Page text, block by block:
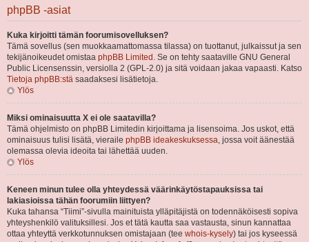
phpBB -asiat
Kuka kirjoitti tämän foorumisovelluksen?
Tämä sovellus (sen muokkaamattomassa tilassa) on tuottanut, julkaissut ja sen
tekijänoikeudet omistaa phpBB Limited . Se on tehty saataville GNU General
Public Licensenssin, versiolla 2 (GPL-2.0) ja sitä voidaan jakaa vapaasti. Katso
Tietoja phpBB:stä saadaksesi lisätietoja.
Ylös
Miksi ominaisuutta X ei ole saatavilla?
Tämä ohjelmisto on phpBB Limitedin kirjoittama ja lisensoima. Jos uskot, että
ominaisuus tulisi lisätä, vieraile phpBB ideakeskuksessa, jossa voit äänestää
olemassa olevia ideoita tai lähettää uuden.
Ylös
Keneen minun tulee olla yhteydessä väärinkäytöstapauksissa tai
lakiasioissa tähän foorumiin liittyen?
Kuka tahansa “Tiimi”-sivulla mainituista ylläpitäjistä on todennäköisesti sopiva
yhteyshenkilö valituksillesi. Jos et tätä kautta saa vastausta, sinun kannattaa
ottaa yhteyttä verkkotunnuksen omistajaan (tee whois-kysely) tai jos kyseessä